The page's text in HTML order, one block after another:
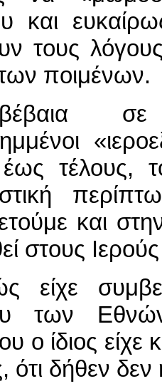
και
τους
ποιμένων.
σε
τέλους,
και
στους
είχε
των
ο ίδιος είχε
ότι δήθεν